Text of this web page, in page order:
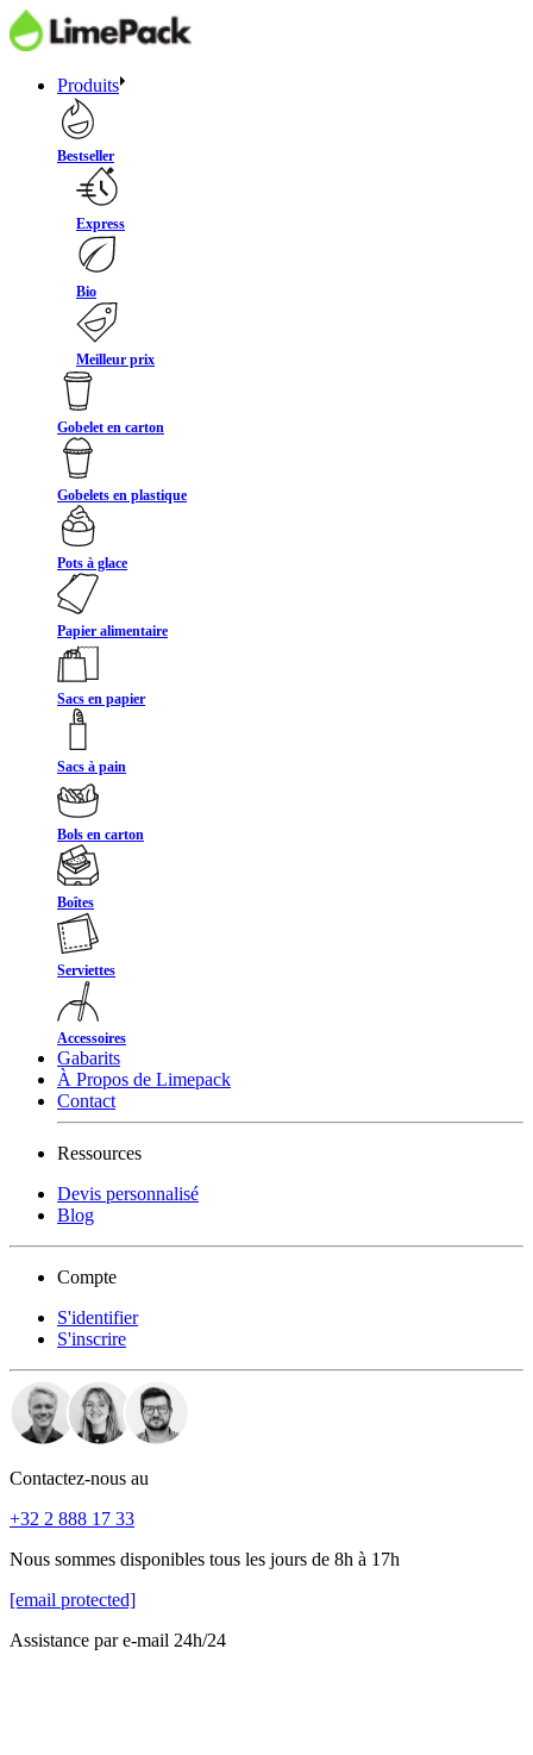
Produits
Bestseller
Express
Bio
Meilleur prix
Gobelet en carton
Gobelets en plastique
Pots à glace
Papier alimentaire
Sacs en papier
Sacs à pain
Bols en carton
Boîtes
Serviettes
Accessoires
Gabarits
À Propos de Limepack
Contact
Ressources
Devis personnalisé
Blog
Compte
S'identifier
S'inscrire
Contactez-nous au
+32 2 888 17 33
Nous sommes disponibles tous les jours de 8h à 17h
[email protected]
Assistance par e-mail 24h/24